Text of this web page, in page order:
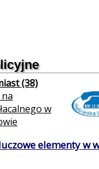
(38)
w
elementy w